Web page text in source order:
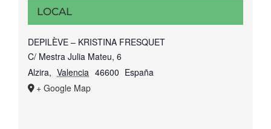
LOCAL
DEPILÈVE – KRISTINA FRESQUET
C/ Mestra Julia Mateu, 6
Alzira, Valencia 46600 España
+ Google Map